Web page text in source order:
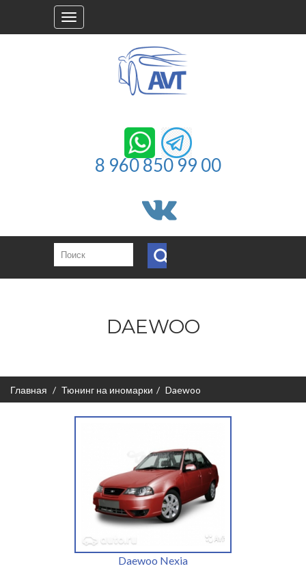
Toggle
navigation
8 960 850 99 00
DAEWOO
Главная Тюнинг на иномарки Daewoo
Daewoo Nexia